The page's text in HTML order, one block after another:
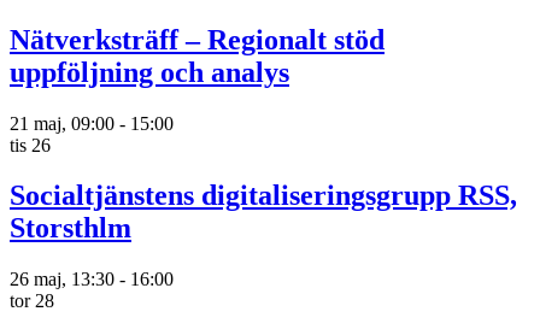
Nätverksträff – Regionalt stöd
uppföljning och analys
21 maj, 09:00 - 15:00
tis 26
Socialtjänstens digitaliseringsgrupp RSS,
Storsthlm
26 maj, 13:30 - 16:00
tor 28